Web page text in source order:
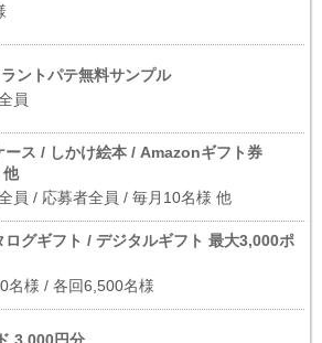
ントパテ無料サンプル
員
ース / しかけ絵本 / Amazonギフト券
他
員 / 応募者全員 / 毎月10名様 他
ログギフト / デジタルギフト 最大3,000ポ
名様 / 各回6,500名様
3,000円分